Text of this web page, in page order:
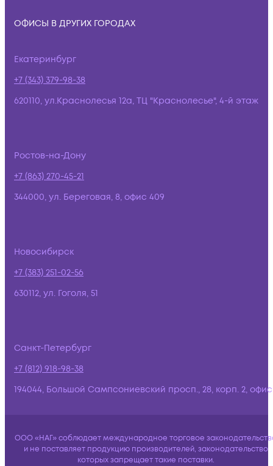
ОФИСЫ В ДРУГИХ ГОРОДАХ
Екатеринбург
+7 (343) 379-98-38
620110, ул.Краснолесья 12а, ТЦ "Краснолесье", 4-й этаж
Ростов-на-Дону
+7 (863) 270-45-21
344000, ул. Береговая, 8, офис 409
Новосибирск
+7 (383) 251-02-56
630112, ул. Гоголя, 51
Санкт-Петербург
+7 (812) 918-98-38
194044, Большой Сампсониевский просп., 28, корп. 2,
ООО «НАГ» соблюдает международное торговое
и не поставляет продукцию производителей, законодательство
которых запрещает такие поставки.